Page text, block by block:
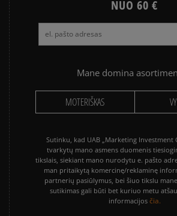
NUO 60 €
Mane domina
MOTERIŠKAS
Sutinku, kad UAB „Marketing Investment
tvarkytų mano asmens duomenis
tikslais, siekiant mano nurodytu e. pašto
man pritaikytą komercinę/reklaminę
partnerių pasiūlymus, bei šiuo tikslu
sutikimas gali būti bet kuriuo metu
informacijos čia.